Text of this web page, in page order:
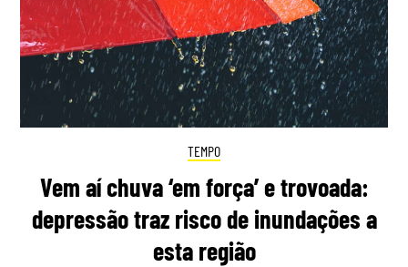
TEMPO
Vem aí chuva ‘em força’ e trovoada:
depressão traz risco de inundações a
esta região